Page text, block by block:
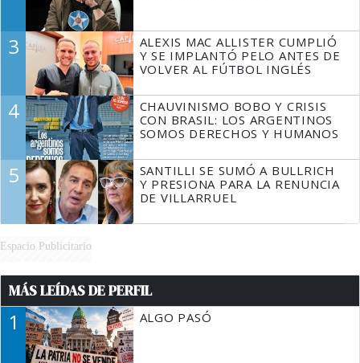
3
ALEXIS MAC ALLISTER CUMPLIÓ
Y SE IMPLANTÓ PELO ANTES DE
VOLVER AL FÚTBOL INGLÉS
4
CHAUVINISMO BOBO Y CRISIS
CON BRASIL: LOS ARGENTINOS
SOMOS DERECHOS Y HUMANOS
5
SANTILLI SE SUMÓ A BULLRICH
Y PRESIONA PARA LA RENUNCIA
DE VILLARRUEL
Espacio Publicitario
MÁS LEÍDAS DE PERFIL
1 ALGO PASÓ